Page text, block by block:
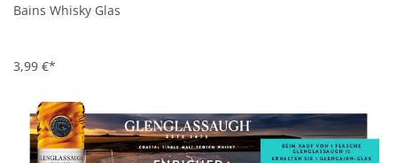
Bains Whisky Glas
3,99 €*